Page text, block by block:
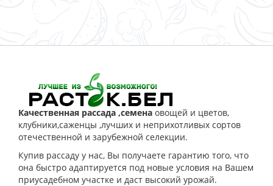
Качественная рассада ,семена овощей и цветов,
клубники,саженцы ,лучших и неприхотливых сортов
отечественной и зарубежной селекции.
Купив рассаду у нас, Вы получаете гарантию того, что
она быстро адаптируется под новые условия на Вашем
приусадебном участке и даст высокий урожай.